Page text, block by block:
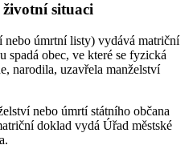
situaci
úmrtní listy) vydává matriční
spadá obec, ve které se fyzická
narodila, uzavřela manželství
nebo úmrtí státního občana
doklad vydá Úřad městské